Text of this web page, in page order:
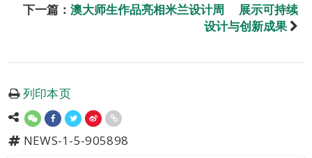
下一篇： 澳大师生作品亮相米兰设计周 展示可持续
设计与创新成果
列印本页
NEWS-1-5-905898